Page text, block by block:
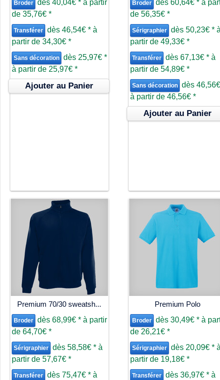
Broder dès 40,04€ * à partir
de 35,76€ *
Transférer dès 46,54€ * à
partir de 34,30€ *
Sans décoration dès 25,97€ *
à partir de 25,97€ *
Ajouter au Panier
Broder dès 60,64€ * à
de 56,35€ *
Sérigraphier dès 50,23€ *
partir de 49,33€ *
Transférer dès 67,13€ * à
partir de 54,89€ *
Sans décoration dès
à partir de 46,56€ *
Ajouter au Panier
Premium 70/30 sweatsh...
Broder dès 68,99€ * à partir
de 64,70€ *
Sérigraphier dès 58,58€ * à
partir de 57,67€ *
Transférer dès 75,47€ * à
Premium Polo
Broder dès 30,49€ * à
de 26,21€ *
Sérigraphier dès 20,09€ *
partir de 19,18€ *
Transférer dès 36,97€ * à